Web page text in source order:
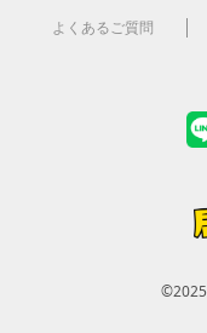
よくあるご質問
©2025